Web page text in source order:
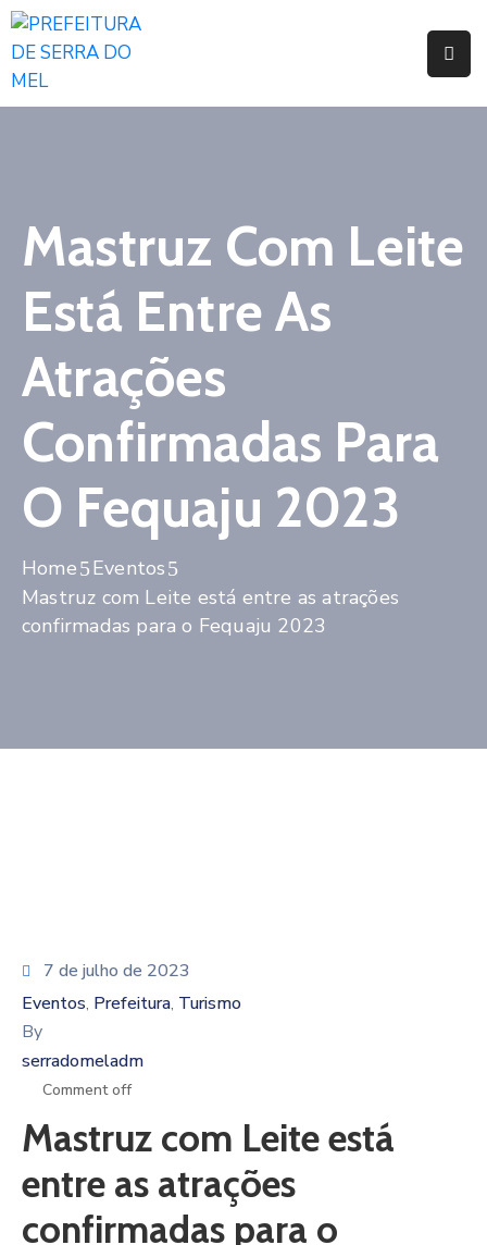
Orgãos
Legislação
Responsabilidade
Fiscal
Transparência
LGPD
LAI
AMCVALE
Mastruz Com Leite
Está Entre As
Atrações
Confirmadas Para
O Fequaju 2023
Home
Eventos
Mastruz com Leite está entre as atrações
confirmadas para o Fequaju 2023
7 de julho de 2023
Eventos‚ Prefeitura‚ Turismo
By
serradomeladm
Comment off
Mastruz com Leite está
entre as atrações
confirmadas para o